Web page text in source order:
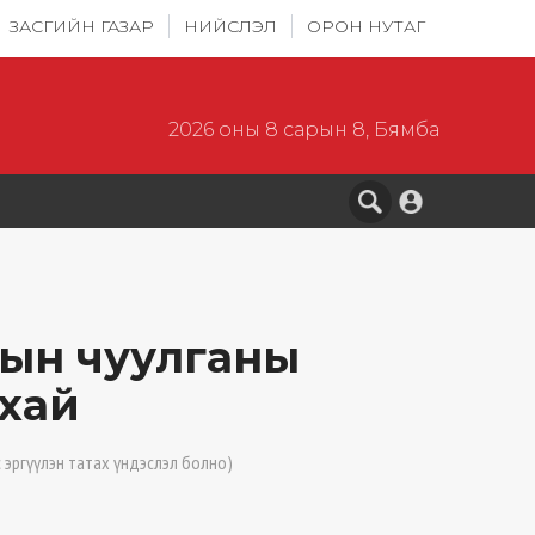
ЗАСГИЙН ГАЗАР НИЙСЛЭЛ ОРОН НУТАГ
2026 оны 8 сарын 8, Бямба
чуулганы
татах үндэслэл болно)